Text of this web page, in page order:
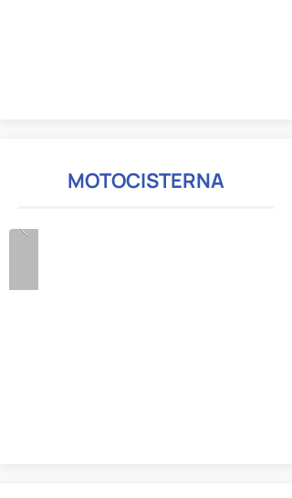
MOTOCISTERNA